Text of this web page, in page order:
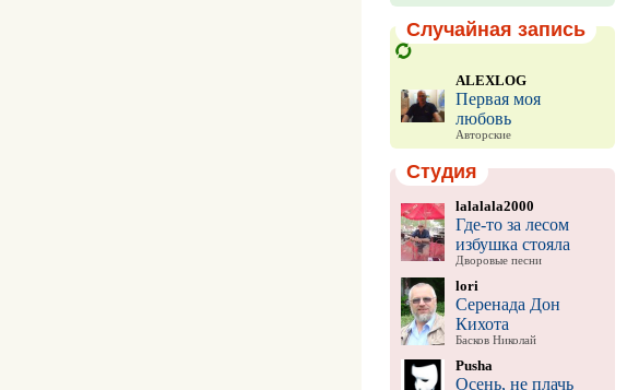
Случайная запись
ALEXLOG
Первая моя
любовь
Авторские
Студия
lalalala2000
Где-то за лесом
избушка стояла
Дворовые песни
lori
Серенада Дон
Кихота
Басков Николай
Pusha
Осень, не плачь